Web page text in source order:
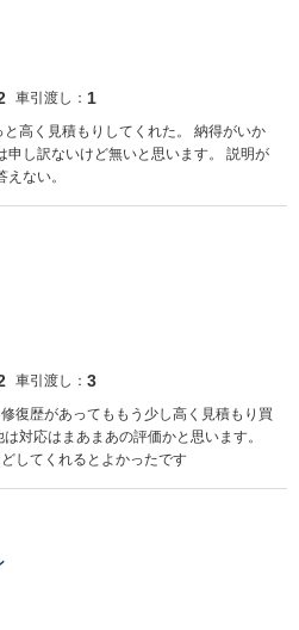
車引渡し： 1
高く見積もりしてくれた。 納得がいか
申し訳ないけど無いと思います。 説明が
ない。
車引渡し： 3
復歴があってももう少し高く見積もり買
対応はまあまあの評価かと思います。
してくれるとよかったです